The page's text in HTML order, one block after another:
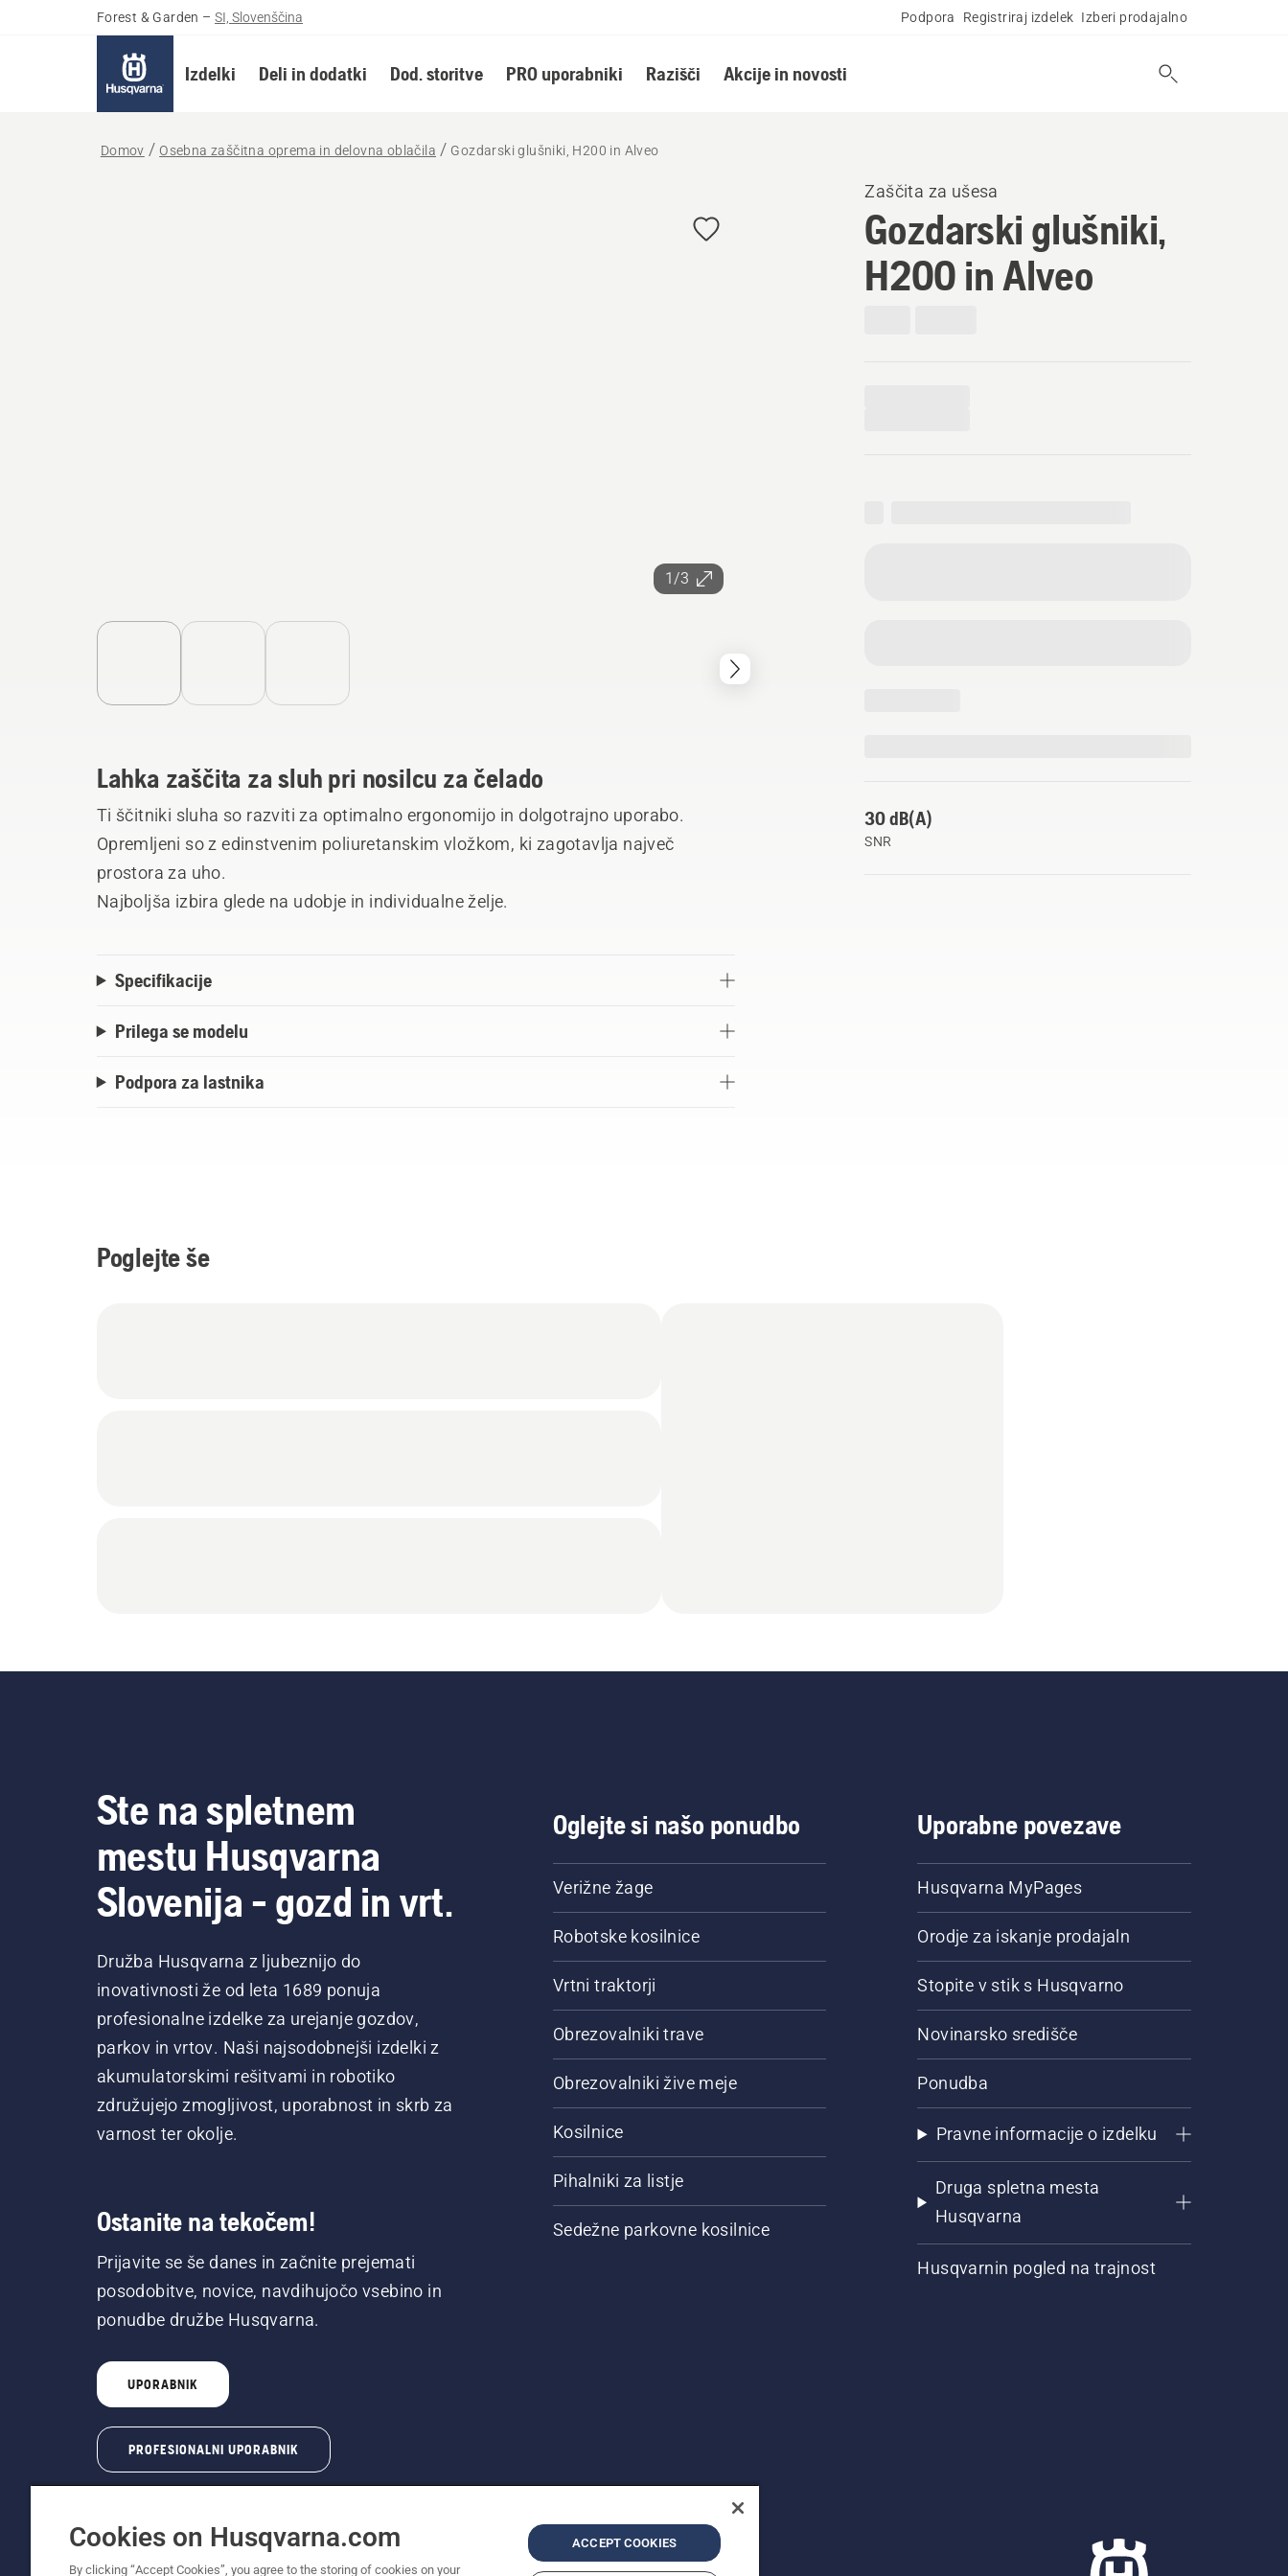
Forest & Garden – SI, Slovenščina Podpora Registriraj izdelek Izberi prodajalno
Izdelki Deli in dodatki Dod. storitve PRO uporabniki Razišči Akcije in novosti
Domov Osebna zaščitna oprema in delovna oblačila Gozdarski glušniki, H200 in Alveo
1/3
Zaščita za ušesa
Gozdarski glušniki,
H200 in Alveo
30 dB(A)
SNR
Lahka zaščita za sluh pri nosilcu za čelado
Ti ščitniki sluha so razviti za optimalno ergonomijo in dolgotrajno uporabo.
Opremljeni so z edinstvenim poliuretanskim vložkom, ki zagotavlja največ
prostora za uho.
Najboljša izbira glede na udobje in individualne želje.
Specifikacije
Prilega se modelu
Podpora za lastnika
Poglejte še
Ste na spletnem
mestu Husqvarna
Slovenija - gozd in vrt.
Družba Husqvarna z ljubeznijo do
inovativnosti že od leta 1689 ponuja
profesionalne izdelke za urejanje gozdov,
parkov in vrtov. Naši najsodobnejši izdelki z
akumulatorskimi rešitvami in robotiko
združujejo zmogljivost, uporabnost in skrb za
varnost ter okolje.
Ostanite na tekočem!
Prijavite se še danes in začnite prejemati
posodobitve, novice, navdihujočo vsebino in
ponudbe družbe Husqvarna.
UPORABNIK
PROFESIONALNI UPORABNIK
Oglejte si našo ponudbo
Verižne žage
Robotske kosilnice
Vrtni traktorji
Obrezovalniki trave
Obrezovalniki žive meje
Kosilnice
Pihalniki za listje
Sedežne parkovne kosilnice
Uporabne povezave
Husqvarna MyPages
Orodje za iskanje prodajaln
Stopite v stik s Husqvarno
Novinarsko središče
Ponudba
Pravne informacije o izdelku
Druga spletna mesta
Husqvarna
Husqvarnin pogled na trajnost
Cookies on Husqvarna.com
By clicking “Accept Cookies”, you agree to the storing of cookies on your
ACCEPT COOKIES